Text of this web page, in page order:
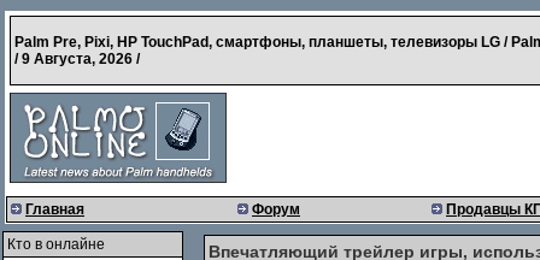
Palm Pre, Pixi, HP TouchPad, смартфоны, планшеты, телевизоры LG /
/9 Августа, 2026 /
Главная Форум Продавцы
Кто в онлайне
Впечатляющий трейлер игры,